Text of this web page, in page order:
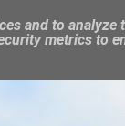
and to
metrics to